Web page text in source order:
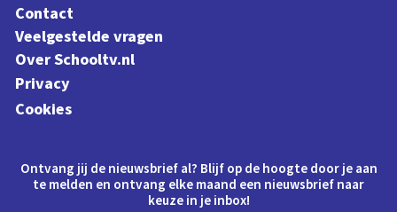
Contact
Veelgestelde vragen
Over Schooltv.nl
Privacy
Cookies
Ontvang jij de nieuwsbrief al? Blijf op de hoogte door je aan
te melden en ontvang elke maand een nieuwsbrief naar
keuze in je inbox!